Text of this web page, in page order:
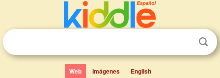
Web Imágenes English